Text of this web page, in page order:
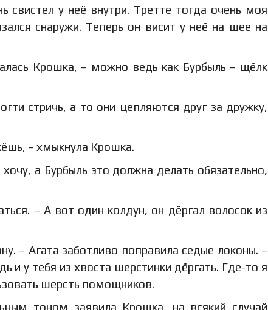
свистел у неё внутри. Третте тогда очень моя
снаружи. Теперь он висит у неё на шее на
Крошка, – можно ведь как Бурбыль – щёлк
стричь, а то они цепляются друг за дружку,
– хмыкнула Крошка.
а Бурбыль это должна делать обязательно,
– А вот один колдун, он дёргал волосок из
– Агата заботливо поправила седые локоны. –
и у тебя из хвоста шерстинки дёргать. Где-то я
шерсть помощников.
тоном заявила Крошка, на всякий случай